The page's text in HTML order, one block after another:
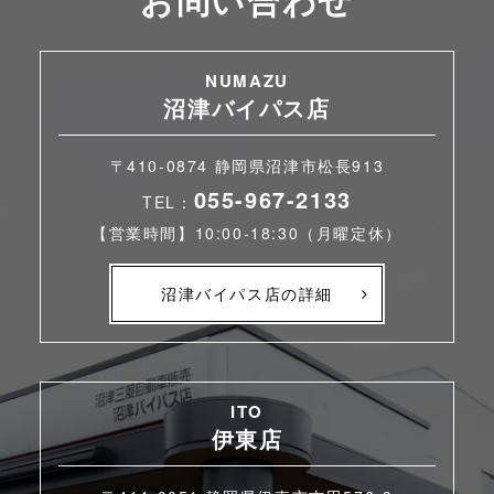
NUMAZU
沼津バイパス店
〒410-0874 静岡県沼津市松長913
TEL： 055-967-2133
【営業時間】10:00-18:30（月曜定休）
沼津バイパス店の詳細
ITO
伊東店